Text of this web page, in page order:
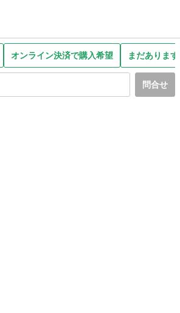
オンライン決済で購入希望 まだありま
問合せ